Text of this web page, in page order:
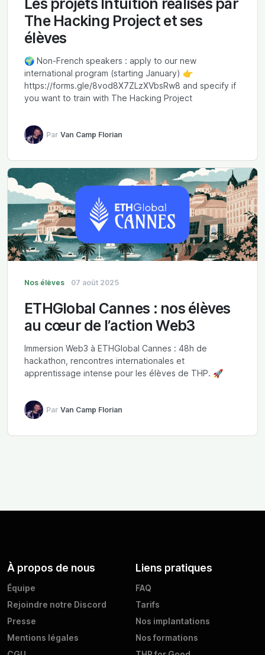
The Hacking Project et ses
élèves
🌍 Non-French speakers : apply to our new
international program (starting January) 👉
https://forms.gle/8vod8X7ZLzXVbsRw8 and specify if
you want to train with The Hacking Project
Par Van Camp Florian
Nos élèves 07 août 2025
ETHGlobal Cannes : nos élèves
au cœur de l’action Web3
Immersion Web3 à ETHGlobal Cannes : 48h de
hackathon, rencontres internationales et
apprentissage intense pour les élèves de THP. 🚀
Par Van Camp Florian
À propos de nous
Équipe
Rejoindre notre Discord
Presse
Mentions légales
Liens pratiques
FAQ
Tarifs
Nos implantations
Nos formations